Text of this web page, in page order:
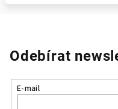
Odebírat
E-mail